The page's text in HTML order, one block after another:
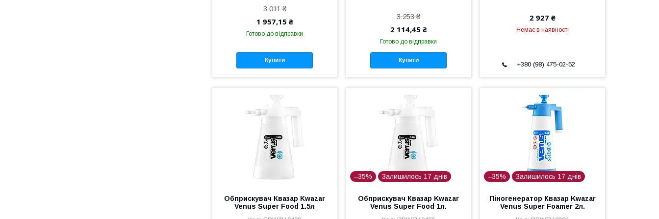
3 011 ₴
1 957,15 ₴
Готово до відправки
Купити
3 253 ₴
2 114,45 ₴
Готово до відправки
Купити
2 927 ₴
Немає в наявності
+380 (98) 475-02-52
Обприскувач Квазар Kwazar
Venus Super Food 1.5л
–35% Залишилось 17 днів
Обприскувач Квазар Kwazar
Venus Super Food 1л.
–35% Залишилось 17 днів
Піногенератор Квазар Kwazar
Venus Super Foamer 2л.